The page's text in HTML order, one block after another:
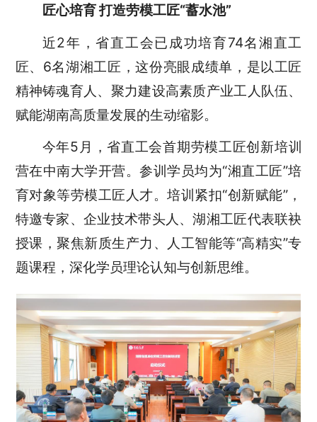
匠心培育 打造劳模工匠“蓄水池”
近2年，省直工会已成功培育74名湘直工
匠、6名湖湘工匠，这份亮眼成绩单，是以工匠
精神铸魂育人、聚力建设高素质产业工人队伍、
赋能湖南高质量发展的生动缩影。
今年5月，省直工会首期劳模工匠创新培训
营在中南大学开营。参训学员均为“湘直工匠”培
育对象等劳模工匠人才。培训紧扣“创新赋能”，
特邀专家、企业技术带头人、湖湘工匠代表联袂
授课，聚焦新质生产力、人工智能等“高精实”专
题课程，深化学员理论认知与创新思维。